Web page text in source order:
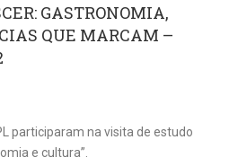
GASTRONOMIA,
QUE MARCAM –
participaram na visita de estudo
e cultura”.